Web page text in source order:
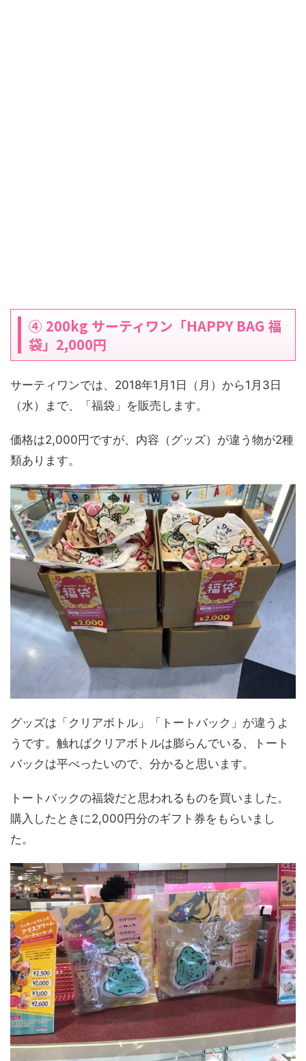
④ 200kg サーティワン「HAPPY BAG 福
袋」2,000円
サーティワンでは、2018年1月1日（月）から1月3日
（水）まで、「福袋」を販売します。
価格は2,000円ですが、内容（グッズ）が違う物が2種
類あります。
グッズは「クリアボトル」「トートバック」が違うよ
うです。触ればクリアボトルは膨らんでいる、トート
バックは平べったいので、分かると思います。
トートバックの福袋だと思われるものを買いました。
購入したときに2,000円分のギフト券をもらいまし
た。